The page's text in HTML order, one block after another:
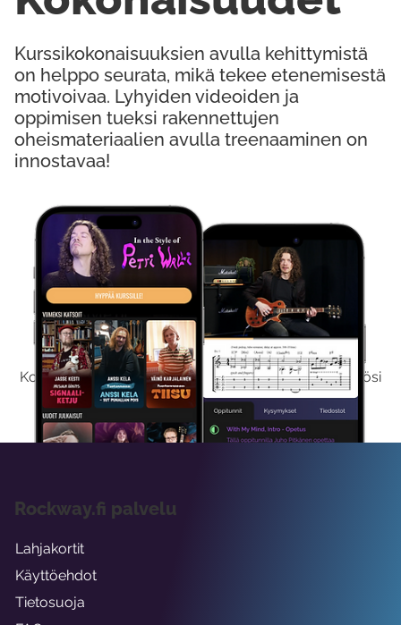
Kokeile Ilmaiseksi
Kokeilemalla ilmaiseksi saat koko sisältömme käyttöösi
viikon ajaksi.
Kurssikokonaisuuksien avulla kehittymistä
on helppo seurata, mikä tekee etenemisestä
motivoivaa. Lyhyiden videoiden ja
oppimisen tueksi rakennettujen
oheismateriaalien avulla treenaaminen on
innostavaa!
Rockway.fi palvelu
Lahjakortit
Käyttöehdot
Tietosuoja